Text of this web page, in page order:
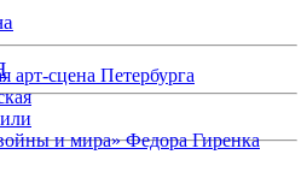
арт-сцена Петербурга
и мира» Федора Гиренка